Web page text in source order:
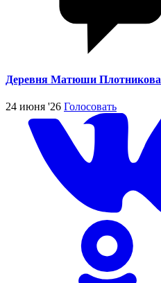
Деревня Матюши Плотникова
24 июня '26 Голосовать